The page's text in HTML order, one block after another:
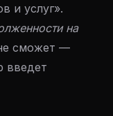
и услуг».
на
сможет —
введет